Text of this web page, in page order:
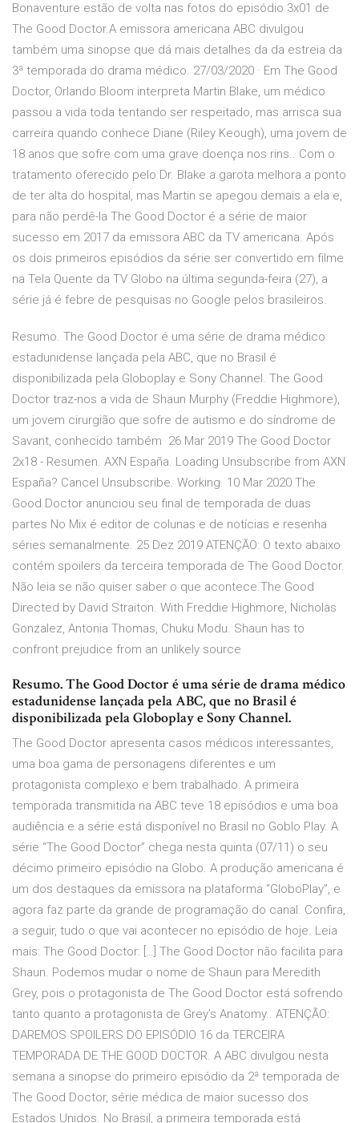
Bonaventure estão de volta nas fotos do episódio 3x01 de
The Good Doctor.A emissora americana ABC divulgou
também uma sinopse que dá mais detalhes da da estreia da
3ª temporada do drama médico. 27/03/2020 · Em The Good
Doctor, Orlando Bloom interpreta Martin Blake, um médico
passou a vida toda tentando ser respeitado, mas arrisca sua
carreira quando conhece Diane (Riley Keough), uma jovem de
18 anos que sofre com uma grave doença nos rins.. Com o
tratamento oferecido pelo Dr. Blake a garota melhora a ponto
de ter alta do hospital, mas Martin se apegou demais a ela e,
para não perdê-la The Good Doctor é a série de maior
sucesso em 2017 da emissora ABC da TV americana. Após
os dois primeiros episódios da série ser convertido em filme
na Tela Quente da TV Globo na última segunda-feira (27), a
série já é febre de pesquisas no Google pelos brasileiros.
Resumo. The Good Doctor é uma série de drama médico
estadunidense lançada pela ABC, que no Brasil é
disponibilizada pela Globoplay e Sony Channel. The Good
Doctor traz-nos a vida de Shaun Murphy (Freddie Highmore),
um jovem cirurgião que sofre de autismo e do síndrome de
Savant, conhecido também 26 Mar 2019 The Good Doctor
2x18 - Resumen. AXN España. Loading Unsubscribe from AXN
España? Cancel Unsubscribe. Working. 10 Mar 2020 The
Good Doctor anunciou seu final de temporada de duas
partes No Mix é editor de colunas e de notícias e resenha
séries semanalmente. 25 Dez 2019 ATENÇÃO: O texto abaixo
contém spoilers da terceira temporada de The Good Doctor.
Não leia se não quiser saber o que acontece.The Good
Directed by David Straiton. With Freddie Highmore, Nicholas
Gonzalez, Antonia Thomas, Chuku Modu. Shaun has to
confront prejudice from an unlikely source
Resumo. The Good Doctor é uma série de drama médico
estadunidense lançada pela ABC, que no Brasil é
disponibilizada pela Globoplay e Sony Channel.
The Good Doctor apresenta casos médicos interessantes,
uma boa gama de personagens diferentes e um
protagonista complexo e bem trabalhado. A primeira
temporada transmitida na ABC teve 18 episódios e uma boa
audiência e a série está disponível no Brasil no Goblo Play. A
série “The Good Doctor” chega nesta quinta (07/11) o seu
décimo primeiro episódio na Globo. A produção americana é
um dos destaques da emissora na plataforma “GloboPlay”, e
agora faz parte da grande de programação do canal. Confira,
a seguir, tudo o que vai acontecer no episódio de hoje. Leia
mais: The Good Doctor: […] The Good Doctor não facilita para
Shaun. Podemos mudar o nome de Shaun para Meredith
Grey, pois o protagonista de The Good Doctor está sofrendo
tanto quanto a protagonista de Grey’s Anatomy.. ATENÇÃO:
DAREMOS SPOILERS DO EPISÓDIO 16 da TERCEIRA
TEMPORADA DE THE GOOD DOCTOR. A ABC divulgou nesta
semana a sinopse do primeiro episódio da 2ª temporada de
The Good Doctor, série médica de maior sucesso dos
Estados Unidos. No Brasil, a primeira temporada está